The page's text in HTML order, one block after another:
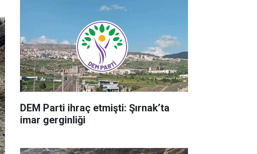
DEM Parti ihraç etmişti: Şırnak’ta
imar gerginliği